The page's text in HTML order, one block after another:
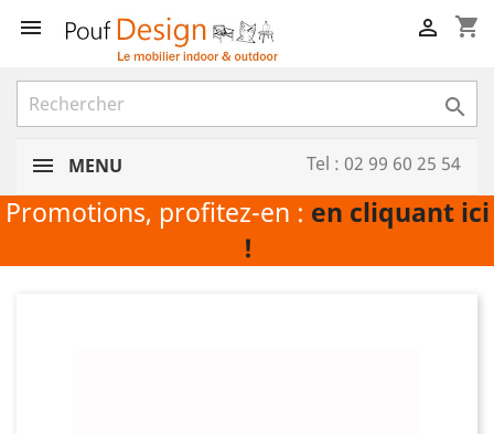
 shopping_cart


MENU Tel : 02 99 60 25 54
Promotions, profitez-en : en cliquant ici
!